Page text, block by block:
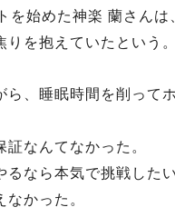
を始めた神楽 蘭さんは
りを抱えていたという。
ら、睡眠時間を削って
証なんてなかった。
るなら本気で挑戦した
なかった。